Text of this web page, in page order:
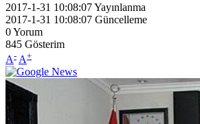
2017-1-31 10:08:07Yayınlanma
2017-1-31 10:08:07 Güncelleme
0Yorum
845 Gösterim
A- A+